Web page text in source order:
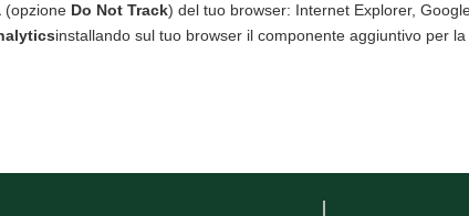
(opzione Do Not Track) del tuo browser: Internet Explorer,
installando sul tuo browser il componente aggiuntivo per la